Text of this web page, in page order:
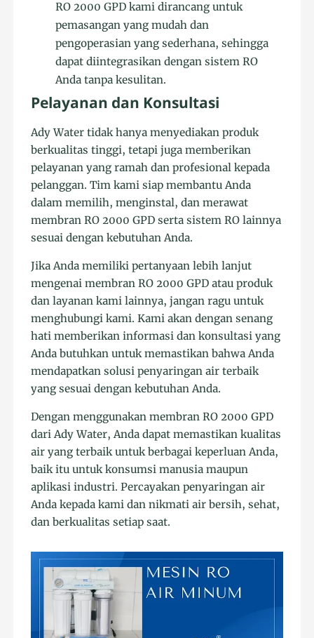
RO 2000 GPD kami dirancang untuk
pemasangan yang mudah dan
pengoperasian yang sederhana, sehingga
dapat diintegrasikan dengan sistem RO
Anda tanpa kesulitan.
Pelayanan dan Konsultasi
Ady Water tidak hanya menyediakan produk
berkualitas tinggi, tetapi juga memberikan
pelayanan yang ramah dan profesional kepada
pelanggan. Tim kami siap membantu Anda
dalam memilih, menginstal, dan merawat
membran RO 2000 GPD serta sistem RO lainnya
sesuai dengan kebutuhan Anda.
Jika Anda memiliki pertanyaan lebih lanjut
mengenai membran RO 2000 GPD atau produk
dan layanan kami lainnya, jangan ragu untuk
menghubungi kami. Kami akan dengan senang
hati memberikan informasi dan konsultasi yang
Anda butuhkan untuk memastikan bahwa Anda
mendapatkan solusi penyaringan air terbaik
yang sesuai dengan kebutuhan Anda.
Dengan menggunakan membran RO 2000 GPD
dari Ady Water, Anda dapat memastikan kualitas
air yang terbaik untuk berbagai keperluan Anda,
baik itu untuk konsumsi manusia maupun
aplikasi industri. Percayakan penyaringan air
Anda kepada kami dan nikmati air bersih, sehat,
dan berkualitas setiap saat.